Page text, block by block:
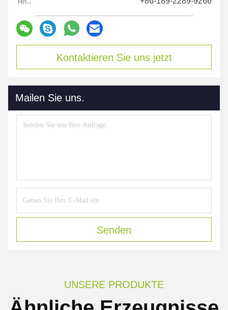
Kontaktieren Sie uns jetzt
Mailen Sie uns.
Senden
UNSERE PRODUKTE